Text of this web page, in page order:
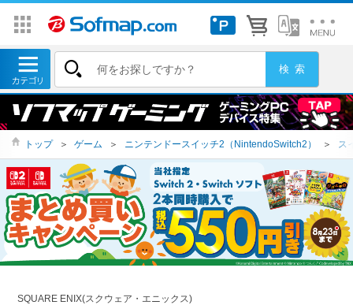
トップ ＞ ゲーム ＞ ニンテンドースイッチ2（NintendoSwitch2） ＞ ス
SQUARE ENIX(スクウェア・エニックス)